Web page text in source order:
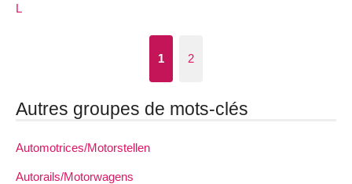
L
1 2
Autres groupes de mots-clés
Automotrices/Motorstellen
Autorails/Motorwagens